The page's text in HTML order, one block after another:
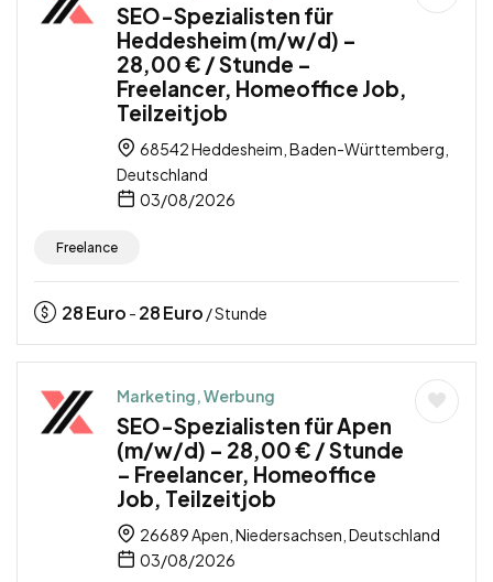
SEO-Spezialisten für
Heddesheim (m/w/d) –
28,00 € / Stunde –
Freelancer, Homeoffice Job,
Teilzeitjob
68542 Heddesheim, Baden-Württemberg,
Deutschland
03/08/2026
Freelance
28Euro - 28Euro / Stunde
Marketing, Werbung
SEO-Spezialisten für Apen
(m/w/d) – 28,00 € / Stunde
– Freelancer, Homeoffice
Job, Teilzeitjob
26689 Apen, Niedersachsen, Deutschland
03/08/2026